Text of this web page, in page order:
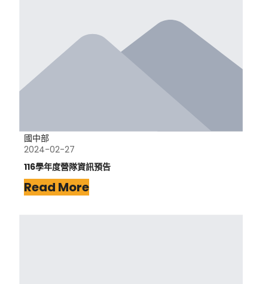
國中部
2024-02-27
116學年度營隊資訊預告
Read More